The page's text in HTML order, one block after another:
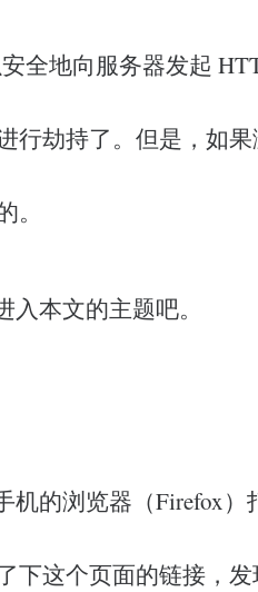
全地向服务器发起
行劫持了。但是，如
本文的主题吧。
机的浏览器（Firefox
下这个页面的链接，